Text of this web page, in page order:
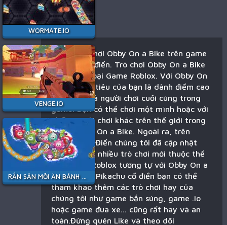
WORMATE.IO
VENGE.IO
RẮN SĂN MỒI ĂN BÁNH KẸO
Bạn đang chơi Obby On a Bike trên game
Pikachu cổ điển. Trò chơi Obby On a Bike
thuộc thể loại Game Roblox. Với Obby On
a Bike mục tiêu của bạn là dành điểm cao
nhất hoặc là người chơi cuối cùng trong
game. Bạn có thể chơi một mình hoặc với
nhiều người chơi khác trên thế giới trong
game Obby On a Bike. Ngoài ra, trên
Pikachu Cổ Điển chúng tôi đã cập nhật
gần đây rất nhiều trò chơi mới thuộc thể
loại Game Roblox tương tự với Obby On a
Bike. Ngoài Pikachu cổ điển bạn có thể
tham khao thêm các trò chơi hay của
chúng tôi như game bắn súng, game .io
hoặc game đua xe... cũng rất hay và an
toàn.Đừng quên Like và theo dõi